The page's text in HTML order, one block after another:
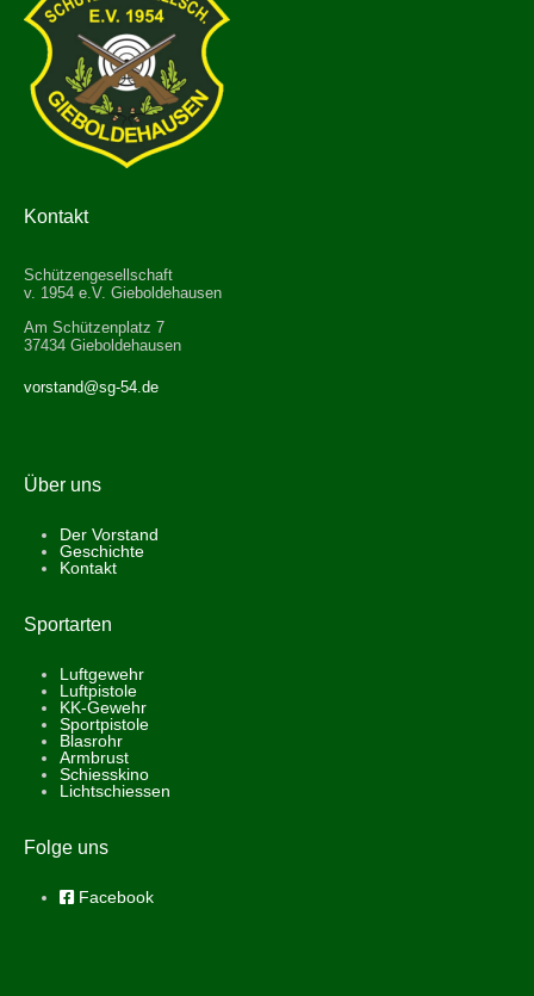
Kontakt
Schützengesellschaft
v. 1954 e.V. Gieboldehausen
Am Schützenplatz 7
37434 Gieboldehausen
vorstand@sg-54.de
Über uns
Der Vorstand
Geschichte
Kontakt
Sportarten
Luftgewehr
Luftpistole
KK-Gewehr
Sportpistole
Blasrohr
Armbrust
Schiesskino
Lichtschiessen
Folge uns
Facebook